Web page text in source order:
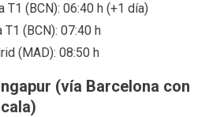
T1 (BCN): 06:40 h (+1 día)
(BCN): 07:40 h
(MAD): 08:50 h
(vía Barcelona con